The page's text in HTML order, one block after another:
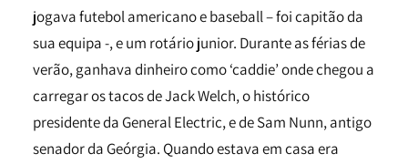
jogava futebol americano e baseball – foi capitão da
sua equipa -, e um rotário junior. Durante as férias de
verão, ganhava dinheiro como ‘caddie’ onde chegou a
carregar os tacos de Jack Welch, o histórico
presidente da General Electric, e de Sam Nunn, antigo
senador da Geórgia. Quando estava em casa era